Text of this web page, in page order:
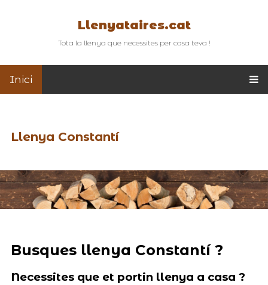
Llenyataires.cat
Tota la llenya que necessites per casa teva !
Inici
Llenya Constantí
Busques llenya Constantí ?
Necessites que et portin llenya a casa ?